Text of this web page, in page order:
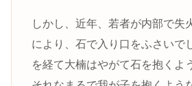
しかし、近年、若者が内部で失
により、石で入り口をふさいで
を経て大楠はやがて石を抱くよ